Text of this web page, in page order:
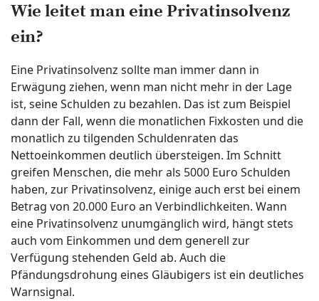
Wie leitet man eine Privatinsolvenz
ein?
Eine Privatinsolvenz sollte man immer dann in
Erwägung ziehen, wenn man nicht mehr in der Lage
ist, seine Schulden zu bezahlen. Das ist zum Beispiel
dann der Fall, wenn die monatlichen Fixkosten und die
monatlich zu tilgenden Schuldenraten das
Nettoeinkommen deutlich übersteigen. Im Schnitt
greifen Menschen, die mehr als 5000 Euro Schulden
haben, zur Privatinsolvenz, einige auch erst bei einem
Betrag von 20.000 Euro an Verbindlichkeiten. Wann
eine Privatinsolvenz unumgänglich wird, hängt stets
auch vom Einkommen und dem generell zur
Verfügung stehenden Geld ab. Auch die
Pfändungsdrohung eines Gläubigers ist ein deutliches
Warnsignal.